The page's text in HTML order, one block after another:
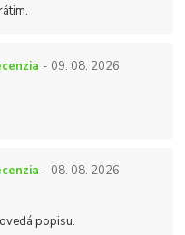
- 09. 08. 2026
- 08. 08. 2026
popisu.